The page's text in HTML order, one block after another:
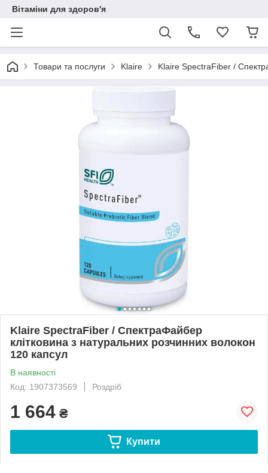
Вітаміни для здоров'я
Товари та послуги Klaire Klaire SpectraFiber /
Klaire SpectraFiber / СпектраФайбер
клітковина з натуральних розчинних волокон
120 капсул
В наявності
Код: 1907373569
Роздріб
1 664 ₴
Купити